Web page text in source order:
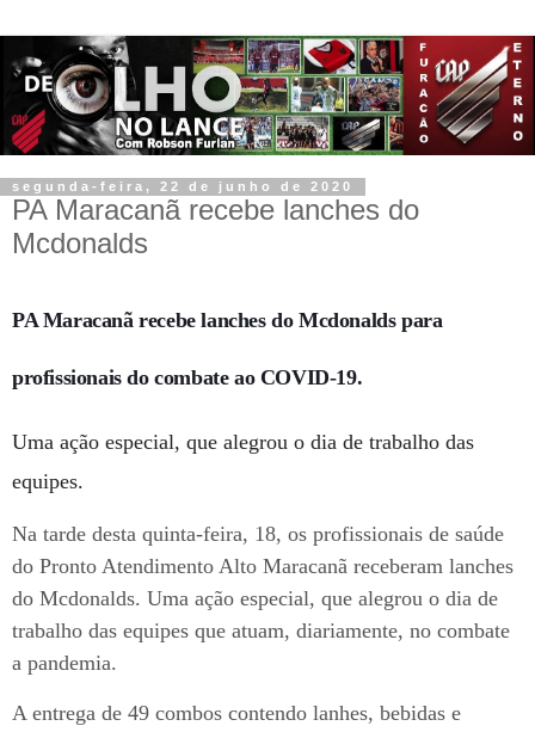
segunda-feira, 22 de junho de 2020
PA Maracanã recebe lanches do
Mcdonalds
PA Maracanã recebe lanches do Mcdonalds para
profissionais do combate ao COVID-19.
Uma ação especial, que alegrou o dia de trabalho das
equipes.
Na tarde desta quinta-feira, 18, os profissionais de saúde
do Pronto Atendimento Alto Maracanã receberam lanches
do Mcdonalds. Uma ação especial, que alegrou o dia de
trabalho das equipes que atuam, diariamente, no combate
a pandemia.
A entrega de 49 combos contendo lanhes, bebidas e